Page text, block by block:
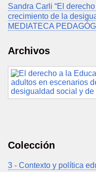
Sandra Carli “El
crecimiento de la
MEDIATECA
Archivos
Colección
3 - Contexto y política